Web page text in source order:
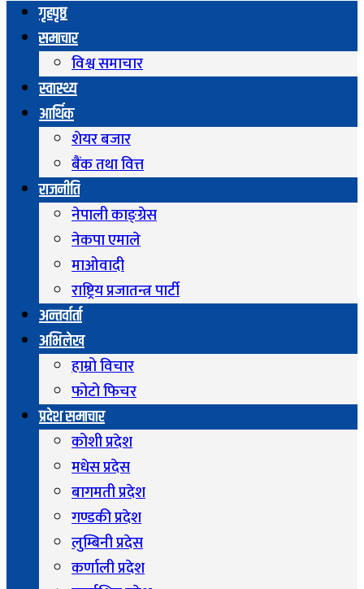
गृहपृष्ठ
समाचार
विश्व समाचार
स्वास्थ्य
आर्थिक
शेयर बजार
बैंक तथा वित्त
राजनीति
नेपाली काङ्ग्रेस
नेकपा एमाले
माओवादी
राष्ट्रिय प्रजातन्त्र पार्टी
अन्तर्वार्ता
अभिलेख
हाम्रो विचार
फोटो फिचर
प्रदेश समाचार
कोशी प्रदेश
मधेस प्रदेस
बागमती प्रदेश
गण्डकी प्रदेश
लुम्बिनी प्रदेस
कर्णाली प्रदेश